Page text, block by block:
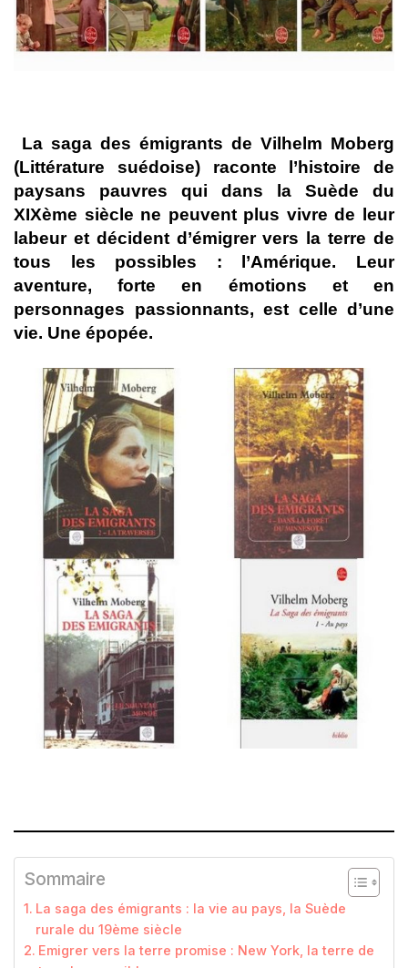
La saga des émigrants de Vilhelm Moberg
(Littérature suédoise) raconte l’histoire de
paysans pauvres qui dans la Suède du
XIXème siècle ne peuvent plus vivre de leur
labeur et décident d’émigrer vers la terre de
tous les possibles : l’Amérique. Leur
aventure, forte en émotions et en
personnages passionnants, est celle d’une
vie. Une épopée.
Sommaire
La saga des émigrants : la vie au pays, la Suède
rurale du 19ème siècle
Emigrer vers la terre promise : New York, la terre de